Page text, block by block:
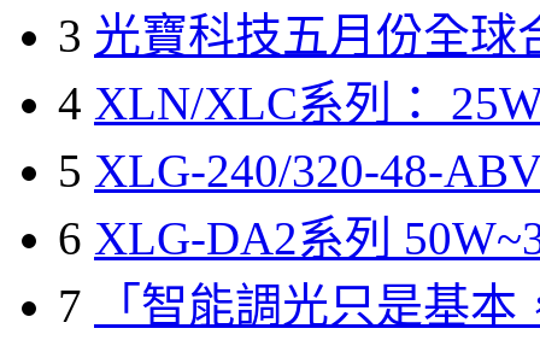
3 光寶科技五月份全球
4 XLN/XLC系列：
5 XLG-240/320-48-
6 XLG-DA2系列
7
「智能調光只是基本